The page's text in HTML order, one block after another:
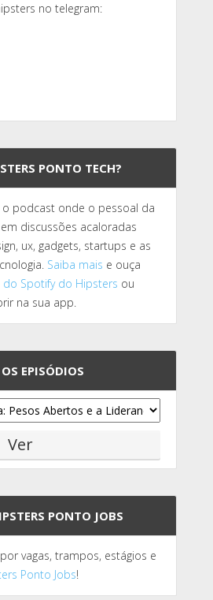
no telegram:
PONTO TECH?
o podcast onde o pessoal da
discussões acaloradas
ux, gadgets, startups e as
Saiba mais e ouça
do Spotify do Hipsters ou
na sua app.
EPISÓDIOS
PONTO JOBS
vagas, trampos, estágios e
Ponto Jobs!